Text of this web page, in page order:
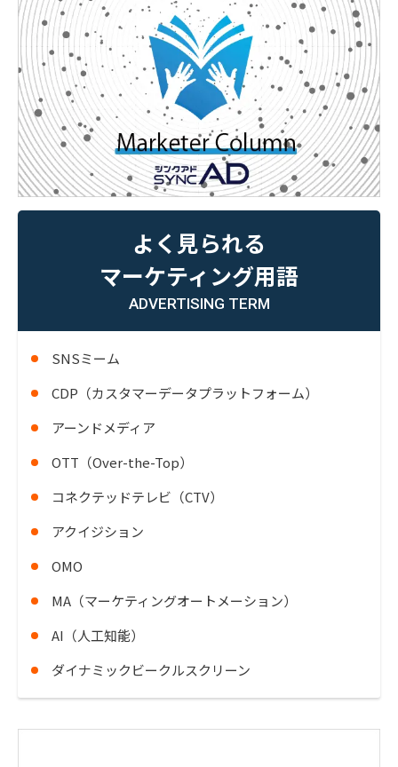
よく見られる
マーケティング用語
ADVERTISING TERM
SNSミーム
CDP（カスタマーデータプラットフォーム）
アーンドメディア
OTT（Over-the-Top）
コネクテッドテレビ（CTV）
アクイジション
OMO
MA（マーケティングオートメーション）
AI（人工知能）
ダイナミックビークルスクリーン